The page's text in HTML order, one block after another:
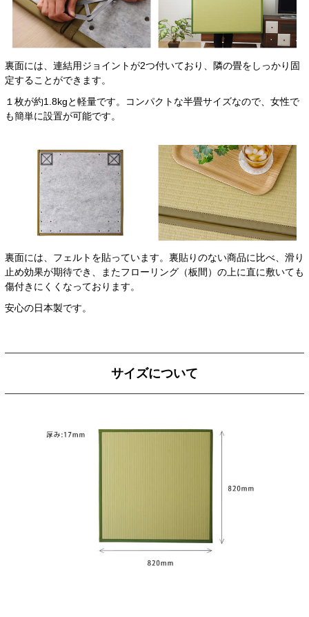
裏面には、連結用ジョイントが2つ付いており、隣の畳をしっかり固
定することができます。
１枚が約1.8kgと軽量です。コンパクトな半畳サイズなので、女性で
も簡単に設置が可能です。
裏面には、フェルトを貼っています。裏貼りのない商品に比べ、滑り
止め効果が期待でき、またフローリング（板間）の上に直に敷いても
傷付きにくくなっております。
安心の日本製です。
サイズについて